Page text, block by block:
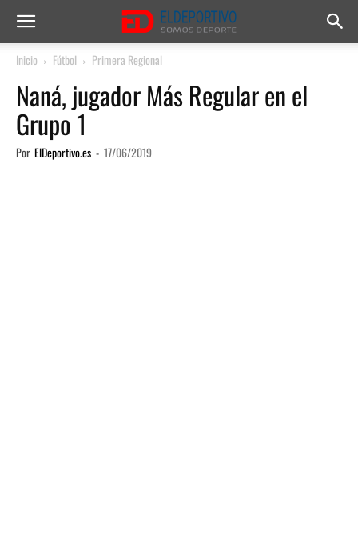
Inicio Fútbol Primera Regional
Naná, jugador Más Regular en el
Grupo 1
Por ElDeportivo.es - 17/06/2019